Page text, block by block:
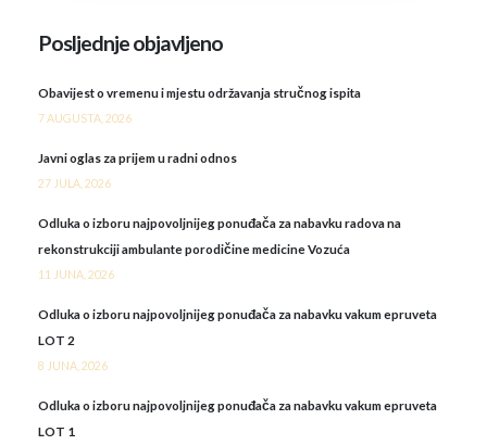
Posljednje objavljeno
Obavijest o vremenu i mjestu održavanja stručnog ispita
7 AUGUSTA, 2026
Javni oglas za prijem u radni odnos
27 JULA, 2026
Odluka o izboru najpovoljnijeg ponuđača za nabavku radova na
rekonstrukciji ambulante porodičine medicine Vozuća
11 JUNA, 2026
Odluka o izboru najpovoljnijeg ponuđača za nabavku vakum epruveta
LOT 2
8 JUNA, 2026
Odluka o izboru najpovoljnijeg ponuđača za nabavku vakum epruveta
LOT 1